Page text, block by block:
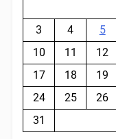
3
4 5
10
11 12
17
18 19
24
25 26
31